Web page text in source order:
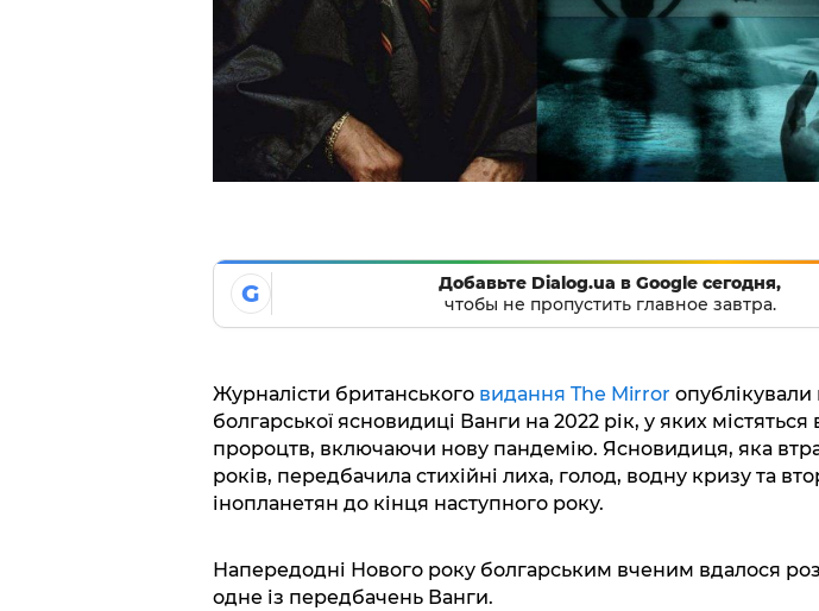
G
Добавьте Dialog.ua в Google сегодня,
чтобы не пропустить главное завтра.
Журналісти британського видання The Mirror
болгарської ясновидиці Ванги на 2022 рік, у яких містяться
пророцтв, включаючи нову пандемію. Ясновидиця, яка
років, передбачила стихійні лиха, голод, водну кризу та
інопланетян до кінця наступного року.
Напередодні Нового року болгарським вченим вдалося
одне із передбачень Ванги.